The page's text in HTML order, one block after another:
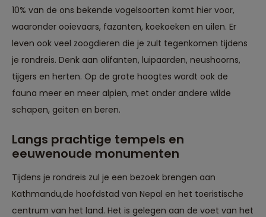
10% van de ons bekende vogelsoorten komt hier voor,
waaronder ooievaars, fazanten, koekoeken en uilen. Er
leven ook veel zoogdieren die je zult tegenkomen tijdens
je rondreis. Denk aan olifanten, luipaarden, neushoorns,
tijgers en herten. Op de grote hoogtes wordt ook de
fauna meer en meer alpien, met onder andere wilde
schapen, geiten en beren.
Langs prachtige tempels en
eeuwenoude monumenten
Tijdens je rondreis zul je een bezoek brengen aan
Kathmandu,de hoofdstad van Nepal en het toeristische
centrum van het land. Het is gelegen aan de voet van het